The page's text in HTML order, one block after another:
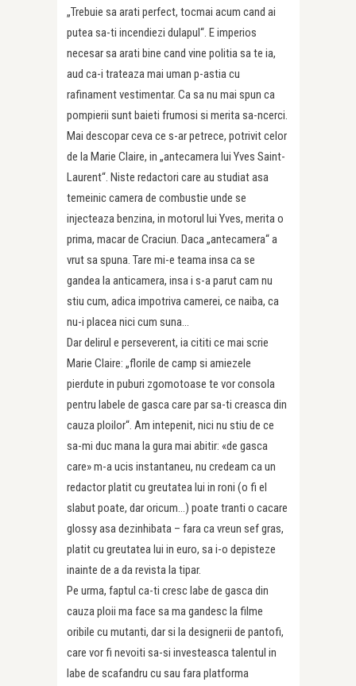
„Trebuie sa arati perfect, tocmai acum cand ai
putea sa-ti incendiezi dulapul“. E imperios
necesar sa arati bine cand vine politia sa te ia,
aud ca-i trateaza mai uman p-astia cu
rafinament vestimentar. Ca sa nu mai spun ca
pompierii sunt baieti frumosi si merita sa-ncerci.
Mai descopar ceva ce s-ar petrece, potrivit celor
de la Marie Claire, in „antecamera lui Yves Saint-
Laurent“. Niste redactori care au studiat asa
temeinic camera de combustie unde se
injecteaza benzina, in motorul lui Yves, merita o
prima, macar de Craciun. Daca „antecamera“ a
vrut sa spuna. Tare mi-e teama insa ca se
gandea la anticamera, insa i s-a parut cam nu
stiu cum, adica impotriva camerei, ce naiba, ca
nu-i placea nici cum suna…
Dar delirul e perseverent, ia cititi ce mai scrie
Marie Claire: „florile de camp si amiezele
pierdute in puburi zgomotoase te vor consola
pentru labele de gasca care par sa-ti creasca din
cauza ploilor“. Am intepenit, nici nu stiu de ce
sa-mi duc mana la gura mai abitir: «de gasca
care» m-a ucis instantaneu, nu credeam ca un
redactor platit cu greutatea lui in roni (o fi el
slabut poate, dar oricum…) poate tranti o cacare
glossy asa dezinhibata – fara ca vreun sef gras,
platit cu greutatea lui in euro, sa i-o depisteze
inainte de a da revista la tipar.
Pe urma, faptul ca-ti cresc labe de gasca din
cauza ploii ma face sa ma gandesc la filme
oribile cu mutanti, dar si la designerii de pantofi,
care vor fi nevoiti sa-si investeasca talentul in
labe de scafandru cu sau fara platforma